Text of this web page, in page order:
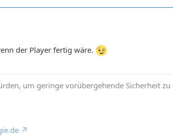
der Player fertig wäre.
um geringe vorübergehende Sicherheit